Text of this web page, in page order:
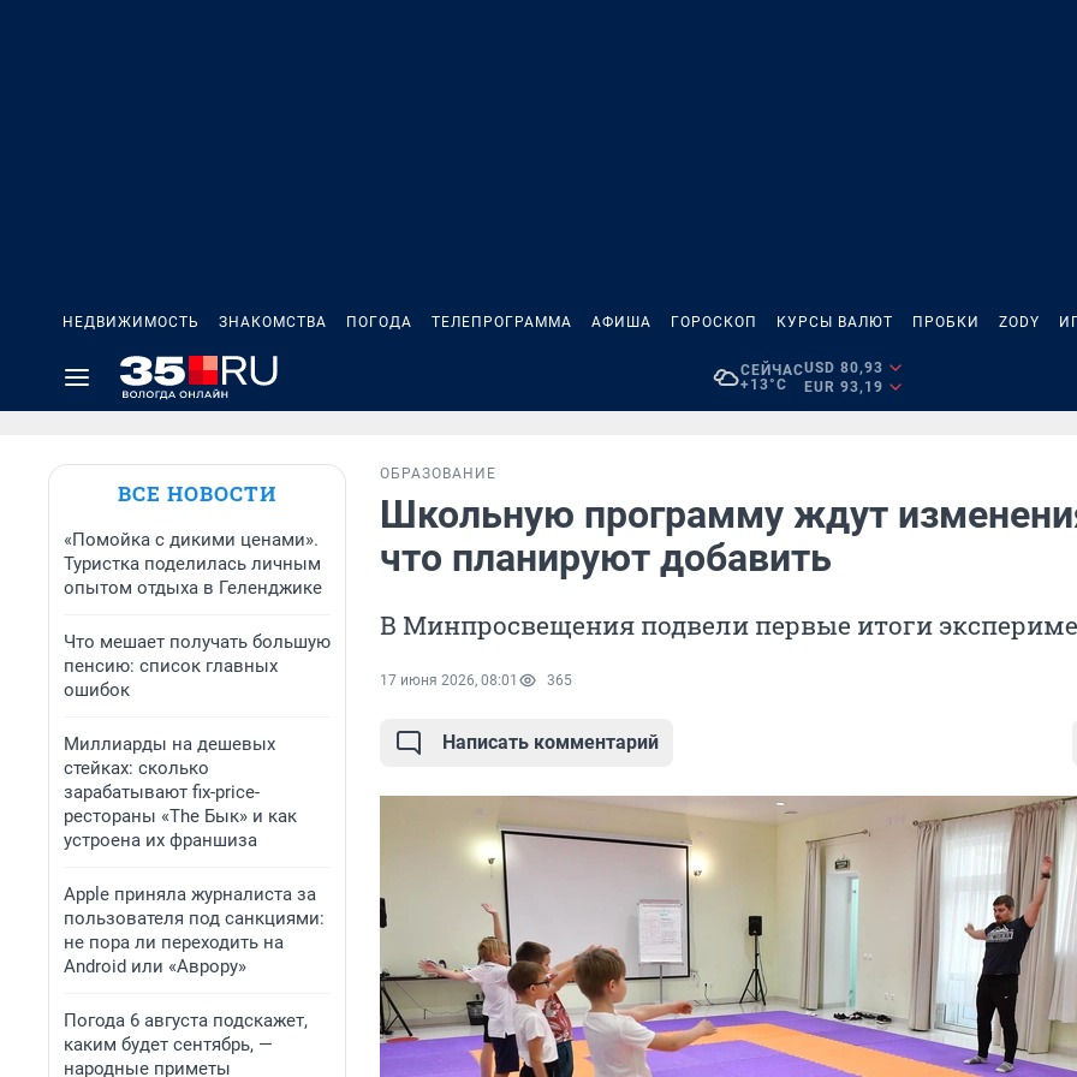
НЕДВИЖИМОСТЬ ЗНАКОМСТВА ПОГОДА ТЕЛЕПРОГРАММА АФИША ГОРОСКОП КУРСЫ ВАЛЮТ ПРОБКИ ZODY
СЕЙЧАС
+13°C
USD 80,93
EUR 93,19
ВСЕ НОВОСТИ
«Помойка с дикими ценами».
Туристка поделилась личным
опытом отдыха в Геленджике
Что мешает получать большую
пенсию: список главных
ошибок
Миллиарды на дешевых
стейках: сколько
зарабатывают fix-price-
рестораны «The Бык» и как
устроена их франшиза
Apple приняла журналиста за
пользователя под санкциями:
не пора ли переходить на
Android или «Аврору»
Погода 6 августа подскажет,
каким будет сентябрь, —
народные приметы
ОБРАЗОВАНИЕ
Школьную программу ждут
что планируют добавить
В Минпросвещения подвели первые итоги
17 июня 2026, 08:01 365
Написать комментарий